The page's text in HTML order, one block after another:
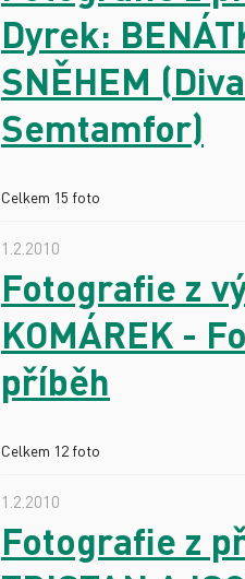
Dyrek:
SNĚHEM
Semtamfor)
Celkem 15 foto
1.2.2010
Fotografie z
KOMÁREK -
příběh
Celkem 12 foto
1.2.2010
Fotografie z